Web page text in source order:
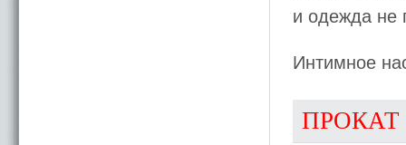
и одежда не
Интимное
ПРОКАТ